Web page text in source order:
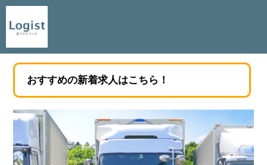
おすすめの新着求人はこちら！